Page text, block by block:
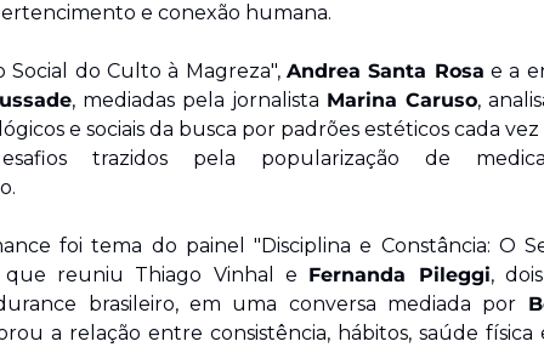
e conexão humana.
Social do Culto à Magreza", Andrea Santa Rosa
, mediadas pela jornalista Marina Caruso,
e sociais da busca por padrões estéticos cada
trazidos pela popularização de
foi tema do painel "Disciplina e Constância: O
que reuniu Thiago Vinhal e Fernanda Pileggi,
brasileiro, em uma conversa mediada por
a relação entre consistência, hábitos, saúde física